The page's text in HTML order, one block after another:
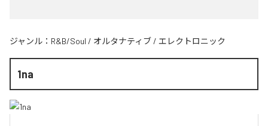
ジャンル： R&B/Soul / オルタナティブ / エレクトロニック
1na